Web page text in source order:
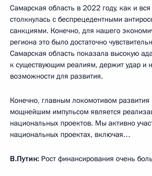
Самарская область в 2022 году, как и вся
столкнулась с беспрецедентными
санкциями. Конечно, для нашего
региона это было достаточно
Самарская область показала высокую
к существующим реалиям, держит удар и
возможности для развития.
Конечно, главным локомотивом развития
мощнейшим импульсом является
национальных проектов. Мы активно
национальных проектах, включая…
В.Путин: Рост финансирования очень